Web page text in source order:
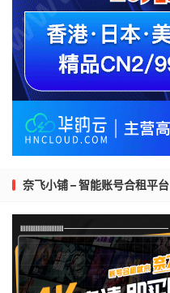
奈飞小铺 – 智能账号合租平台